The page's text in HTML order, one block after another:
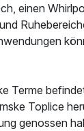
einen
Terme
Toplice
genossen